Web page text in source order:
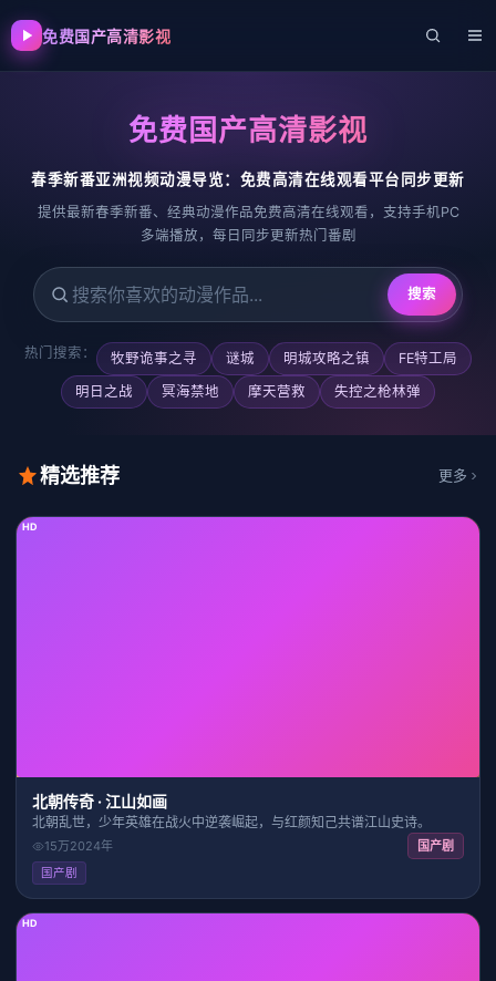
免费国产高清影视
免费国产高清影视
春季新番亚洲视频动漫导览：免费高清在线观看平台同步更新
提供最新春季新番、经典动漫作品免费高清在线观看，支持手机PC
多端播放，每日同步更新热门番剧
搜索喜欢的动漫
搜索
热门搜索： 牧野诡事之寻 谜城 明城攻略之镇
FE特工局
明日之战
冥海禁地 摩天营救 失控之枪林弹
精选推荐 更多
HD
北朝传奇 · 江山如画
北朝乱世，少年英雄在战火中逆袭崛起，与红颜知己共谱江山史诗。
15万2024年 国产剧
国产剧
HD